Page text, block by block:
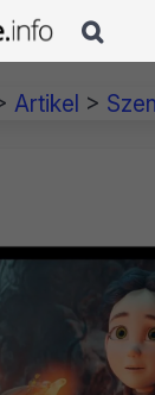

Artikel >